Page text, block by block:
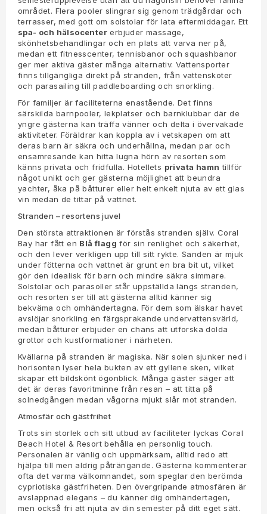
området. Flera pooler slingrar sig genom trädgårdar och
terrasser, med gott om solstolar för lata eftermiddagar. Ett
spa- och hälsocenter erbjuder massage,
skönhetsbehandlingar och en plats att varva ner på,
medan ett fitnesscenter, tennisbanor och squashbanor
ger mer aktiva gäster många alternativ. Vattensporter
finns tillgängliga direkt på stranden, från vattenskoter
och parasailing till paddleboarding och snorkling.
För familjer är faciliteterna enastående. Det finns
särskilda barnpooler, lekplatser och barnklubbar där de
yngre gästerna kan träffa vänner och delta i övervakade
aktiviteter. Föräldrar kan koppla av i vetskapen om att
deras barn är säkra och underhållna, medan par och
ensamresande kan hitta lugna hörn av resorten som
känns privata och fridfulla. Hotellets privata hamn tillför
något unikt och ger gästerna möjlighet att beundra
yachter, åka på båtturer eller helt enkelt njuta av ett glas
vin medan de tittar på vattnet.
Stranden – resortens juvel
Den största attraktionen är förstås stranden själv. Coral
Bay har fått en Blå flagg för sin renlighet och säkerhet,
och den lever verkligen upp till sitt rykte. Sanden är mjuk
under fötterna och vattnet är grunt en bra bit ut, vilket
gör den idealisk för barn och mindre säkra simmare.
Solstolar och parasoller står uppställda längs stranden,
och resorten ser till att gästerna alltid känner sig
bekväma och omhändertagna. För dem som älskar havet
avslöjar snorkling en färgsprakande undervattensvärld,
medan båtturer erbjuder en chans att utforska dolda
grottor och kustformationer i närheten.
Kvällarna på stranden är magiska. När solen sjunker ned i
horisonten lyser hela bukten av ett gyllene sken, vilket
skapar ett bildskönt ögonblick. Många gäster säger att
det är deras favoritminne från resan – att titta på
solnedgången medan vågorna mjukt slår mot stranden.
Atmosfär och gästfrihet
Trots sin storlek och sitt utbud av faciliteter lyckas Coral
Beach Hotel & Resort behålla en personlig touch.
Personalen är vänlig och uppmärksam, alltid redo att
hjälpa till men aldrig påträngande. Gästerna kommenterar
ofta det varma välkomnandet, som speglar den berömda
cypriotiska gästfriheten. Den övergripande atmosfären är
avslappnad elegans – du känner dig omhändertagen,
men också fri att njuta av din semester på ditt eget sätt.